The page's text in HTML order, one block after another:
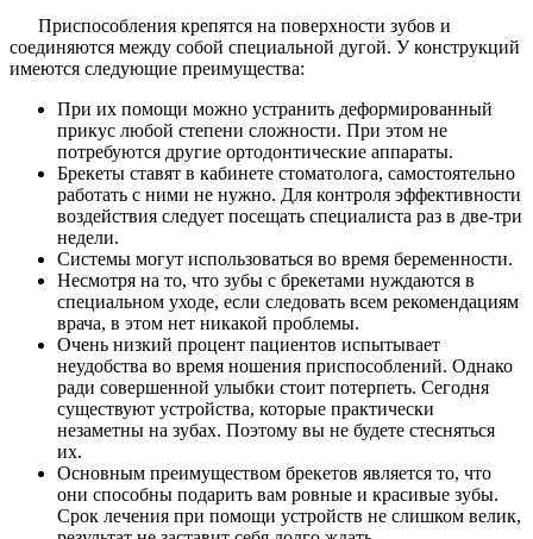
Приспособления крепятся на поверхности зубов и
соединяются между собой специальной дугой. У конструкций
имеются следующие преимущества:
При их помощи можно устранить деформированный
прикус любой степени сложности. При этом не
потребуются другие ортодонтические аппараты.
Брекеты ставят в кабинете стоматолога, самостоятельно
работать с ними не нужно. Для контроля эффективности
воздействия следует посещать специалиста раз в две-три
недели.
Системы могут использоваться во время беременности.
Несмотря на то, что зубы с брекетами нуждаются в
специальном уходе, если следовать всем рекомендациям
врача, в этом нет никакой проблемы.
Очень низкий процент пациентов испытывает
неудобства во время ношения приспособлений. Однако
ради совершенной улыбки стоит потерпеть. Сегодня
существуют устройства, которые практически
незаметны на зубах. Поэтому вы не будете стесняться
их.
Основным преимуществом брекетов является то, что
они способны подарить вам ровные и красивые зубы.
Срок лечения при помощи устройств не слишком велик,